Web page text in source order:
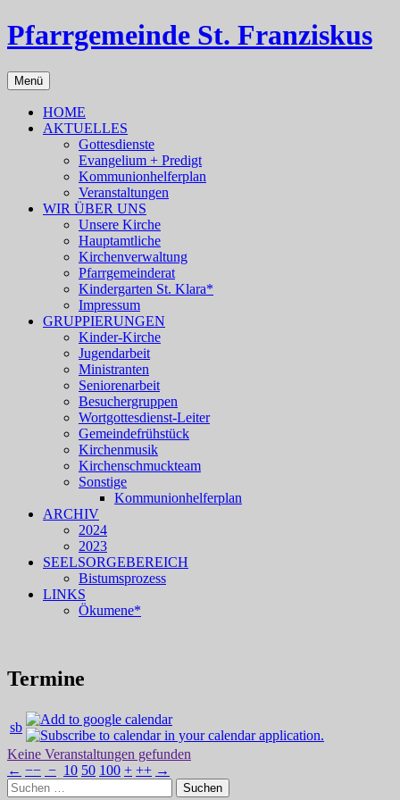
Pfarrgemeinde St. Franziskus
Menü
HOME
AKTUELLES
Gottesdienste
Evangelium + Predigt
Kommunionhelferplan
Veranstaltungen
WIR ÜBER UNS
Unsere Kirche
Hauptamtliche
Kirchenverwaltung
Pfarrgemeinderat
Kindergarten St. Klara*
Impressum
GRUPPIERUNGEN
Kinder-Kirche
Jugendarbeit
Ministranten
Seniorenarbeit
Besuchergruppen
Wortgottesdienst-Leiter
Gemeindefrühstück
Kirchenmusik
Kirchenschmuckteam
Sonstige
Kommunionhelferplan
ARCHIV
2024
2023
SEELSORGEBEREICH
Bistumsprozess
LINKS
Ökumene*
Termine
sb
Keine Veranstaltungen gefunden
← −− − 10 50 100 + ++ →
Suchen